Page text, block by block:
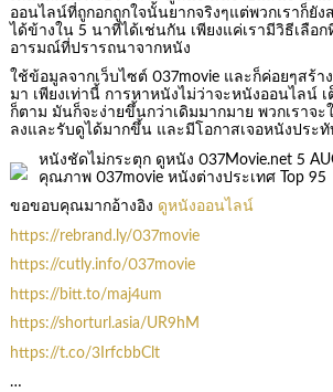
ออนไลน์ที่ถูกอกถูกใจนั้นยากจริงๆแต่พวกเราก็ยัง
ได้ข้างใน 5 นาทีได้เช่นกัน เพียงแค่เรามีวิธีเลือก
อารมณ์ที่ปรารถนาจากหนัง
ใช้ข้อมูลจากเว็บไซต์ 037movie และก็ค่อยๆสร้
มา เพียงเท่านี้ การหาหนังไม่ว่าจะหนังออนไลน์ เ
ก็ตาม มันก็จะง่ายขึ้นกว่าเดิมมากมาย พวกเราจ
ลงและรับดูได้มากขึ้น และมีโอกาสเจอหนังประ
หนังชัดไม่กระตุก ดูหนัง 037Movie.net 5
คุณภาพ 037movie หนังต่างประเทศ Top 95
ขอขอบคุณมากอ้างอิง ดูหนังออนไลน์
https://rebrand.ly/037movie
https://cutly.info/037movie
https://bitt.to/maj4um
https://shorturl.asia/UR9hM
https://t.co/3IrfcbbClt
…